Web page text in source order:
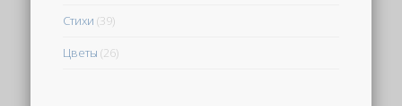
Стихи (39)
Цветы (26)